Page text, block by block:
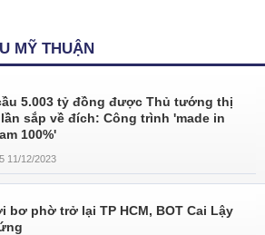
MỸ THUẬN
5.003 tỷ đồng được Thủ tướng thị
sắp về đích: Công trình 'made in
100%'
11/12/2023
bơ phờ trở lại TP HCM, BOT Cai Lậy